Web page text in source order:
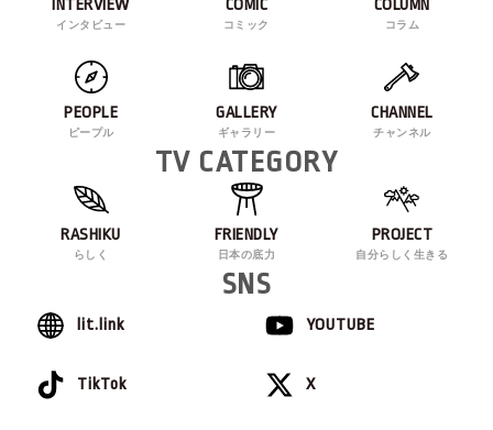
INTERVIEW
インタビュー
COMIC
コミック
COLUMN
コラム
PEOPLE
ピープル
GALLERY
ギャラリー
CHANNEL
チャンネル
TV CATEGORY
RASHIKU
らしく
FRIENDLY
日本の底力
PROJECT
自分らしく生きる
SNS
lit.link YOUTUBE
TikTok X